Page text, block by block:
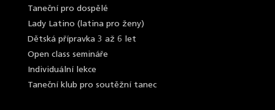
Taneční pro dospělé
Lady Latino (latina pro ženy)
Dětská přípravka 3 až 6 let
Open class semináře
Individuální lekce
Taneční klub pro soutěžní tanec